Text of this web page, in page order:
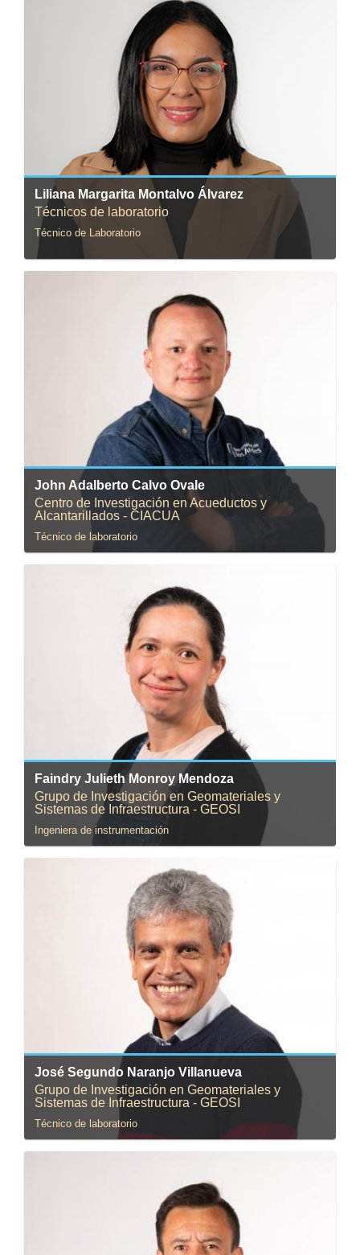
Liliana Margarita Montalvo Álvarez
Técnicos de laboratorio
Técnico de Laboratorio
Correo:l.montalvoa@uniandes.edu.co
John Adalberto Calvo Ovale
Centro de Investigación en Acueductos y
Alcantarillados - CIACUA
Técnico de laboratorio
Correo:jcalvo@uniandes.edu.co
Faindry Julieth Monroy Mendoza
Grupo de Investigación en Geomateriales y
Sistemas de Infraestructura - GEOSI
Ingeniera de instrumentación
Correo:fmonroy@uniandes.edu.co
José Segundo Naranjo Villanueva
Grupo de Investigación en Geomateriales y
Sistemas de Infraestructura - GEOSI
Técnico de laboratorio
jnaranjo@uniandes.edu.co